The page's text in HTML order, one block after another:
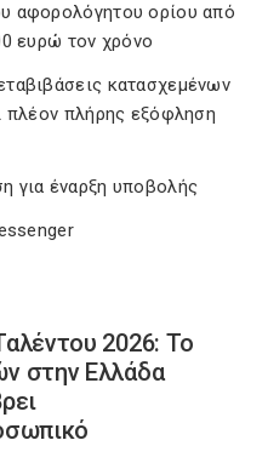
αφορολόγητου ορίου από
ευρώ τον χρόνο
κατασχεμένων
πλέον πλήρης εξόφληση
για έναρξη υποβολής
2026: Το
στην Ελλάδα